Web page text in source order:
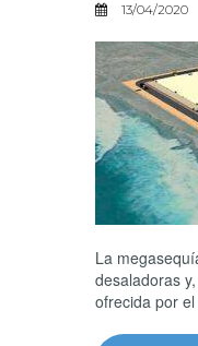
13/04/2020
La
desaladoras
ofrecida por